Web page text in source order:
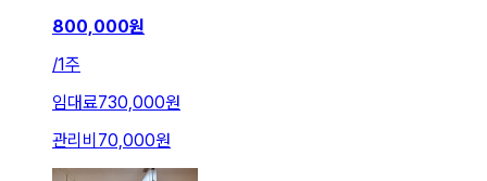
800,000원
/1주
임대료730,000원
관리비 70,000원